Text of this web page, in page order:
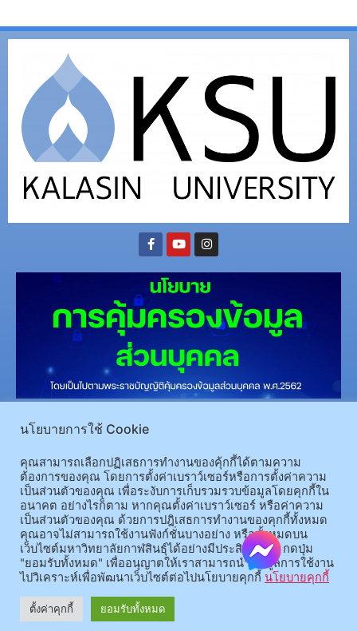
(อ.เมือง)62/1 ถ.เกษตรสมบูรณ์ ต.กาฬสินธุ์ อ.เมือง จ.กาฬสินธุ์ 46000 โทรศัพท์ 043-811128 08-
64584360 โทรสาร 043-813070
© 2025 All rights Reserved.
นโยบายการใช้ Cookie
คุณสามารถเลือกปฏิเสธการทำงานของคุ้กกี้ได้ตามความ
ต้องการของคุณ โดยการตั้งค่าเบราว์เซอร์หรือการตั้งค่าความ
เป็นส่วนตัวของคุณ เพื่อระงับการเก็บรวมรวบข้อมูลโดยคุกกี้ใน
อนาคต อย่างไรก็ตาม หากคุณตั้งค่าเบราว์เซอร์ หรือค่าความ
เป็นส่วนตัวของคุณ ด้วยการปฎิเสธการทำงานของคุกกี้ทั้งหมด
คุณอาจไม่สามารถใช้งานฟังก์ชั่นบางอย่าง หรือทั้งหมดบน
เว็บไซต์มหาวิทยาลัยกาฬสินธุ์ได้อย่างมีประสิทธิภาพ กดปุ่ม
"ยอมรับทั้งหมด" เพื่ออนุญาตให้เราสามารถนำข้อมูลการใช้งาน
ไปวิเคราะห์เพื่อพัฒนาเว็บไซต์ต่อไปนโยบายคุกกี้ นโยบายคุกกี้
ตั้งค่าคุกกี้ ยอมรับทั้งหมด